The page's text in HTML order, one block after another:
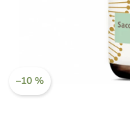
–10 %